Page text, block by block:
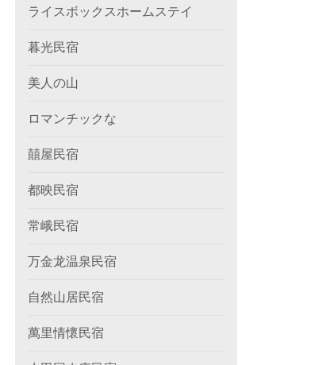
ライスボックスホームステイ
暮光民宿
美人の山
ロマンチックな
囍屋民宿
都映民宿
常峨民宿
万金龙温泉民宿
自然山居民宿
萬里情懷民宿